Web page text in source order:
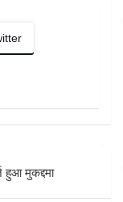
हुआ मुकद्दमा